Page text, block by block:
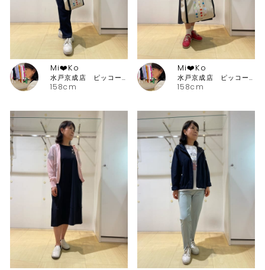
158cm
Mi❤️Ko
水戸京成店 ピッコーネ・ピッコーネクラブ
158cm
Mi❤️Ko
水戸京成店 ピッコーネ・ピッコーネクラブ